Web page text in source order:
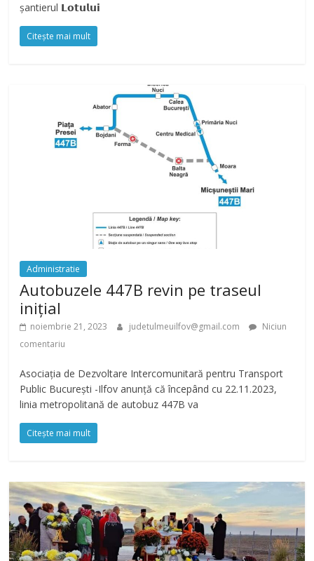
șantierul 𝗟𝗼𝘁𝘂𝗹𝘂𝗶
Citește mai mult
Administratie
Autobuzele 447B revin pe traseul
inițial
noiembrie 21, 2023 judetulmeuilfov@gmail.com
Niciun
comentariu
Asociația de Dezvoltare Intercomunitară pentru Transport
Public București -Ilfov anunță că începând cu 22.11.2023,
linia metropolitană de autobuz 447B va
Citește mai mult